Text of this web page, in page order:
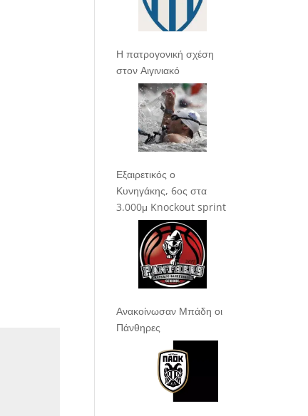
Η πατρογονική σχέση
στον Αιγινιακό
Εξαιρετικός ο
Κυνηγάκης, 6ος στα
3.000μ Knockout sprint
Ανακοίνωσαν Μπάδη οι
Πάνθηρες